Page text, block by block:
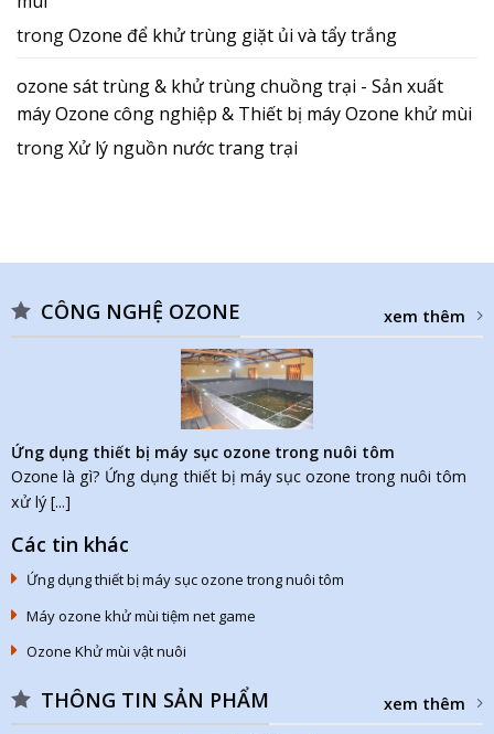
trongOzone để khử trùng giặt ủi và tẩy trắng
ozone sát trùng & khử trùng chuồng trại - Sản xuất
máy Ozone công nghiệp & Thiết bị máy Ozone khử mùi
trongXử lý nguồn nước trang trại
CÔNG NGHỆ OZONE xem thêm
Ứng dụng thiết bị máy sục ozone trong nuôi tôm
Ozone là gì? Ứng dụng thiết bị máy sục ozone trong nuôi tôm
xử lý [...]
Các tin khác
Ứng dụng thiết bị máy sục ozone trong nuôi tôm
Máy ozone khử mùi tiệm net game
Ozone Khử mùi vật nuôi
THÔNG TIN SẢN PHẨM xem thêm